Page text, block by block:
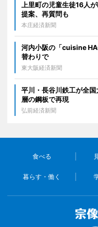
上里町の児童生徒16人
提案、再質問も
本庄経済新聞
河内小阪の「cuisine
替わりで
東大阪経済新聞
平川・長谷川鉄工が全
層の鋼板で再現
弘前経済新聞
食べる
暮らす・働く